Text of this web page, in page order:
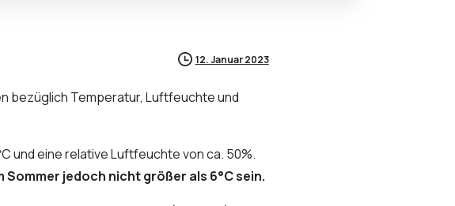
12. Januar 2023
bezüglich Temperatur, Luftfeuchte und
und eine relative Luftfeuchte von ca. 50%.
jedoch nicht größer als 6°C sein.